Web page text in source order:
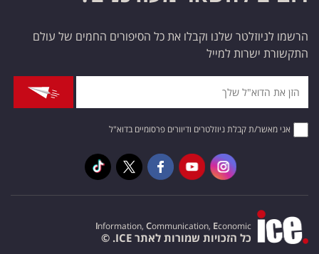
הרשמו לניוזלטר שלנו וקבלו את כל הסיפורים החמים של עולם
התקשורת ישרות למייל
אני מאשר/ת קבלת ניוזלטרים ודיוורים פרסומיים בדוא"ל
Information, Communication, Economic
כל הזכויות שמורות לאתר ICE. ©